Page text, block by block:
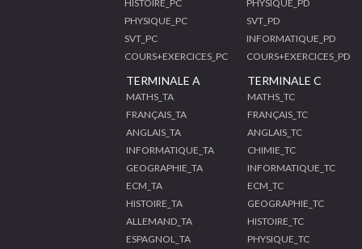
HISTOIRE_PC
PHYSIQUE_PC
SVT_PC
COURS+EXERCICES_PC
PHYSIQUE_PD
SVT_PD
INFORMATIQUE_PD
COURS+EXERCICES_PD
TERMINALE A
MATHS_TA
FRANÇAIS_TA
ANGLAIS_TA
INFORMATIQUE_TA
GEOGRAPHIE_TA
ECM_TA
HISTOIRE_TA
ALLEMAND_TA
ESPAGNOL_TA
TERMINALE C
MATHS_TC
FRANÇAIS_TC
ANGLAIS_TC
CHIMIE_TC
INFORMATIQUE_TC
ECM_TC
GEOGRAPHIE_TC
HISTOIRE_TC
PHYSIQUE_TC